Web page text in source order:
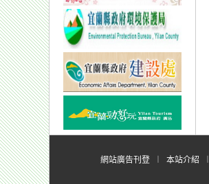
網站廣告刊登 本站介紹